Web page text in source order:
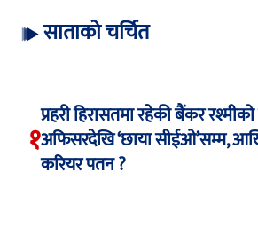
साताको चर्चित
१
प्रहरी हिरासतमा रहेकी बैंकर
अफिसरदेखि ‘छाया सीईओ’सम्म,
करियर पतन ?